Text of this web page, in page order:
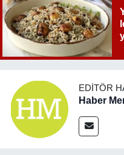
EDITÖR
Haber